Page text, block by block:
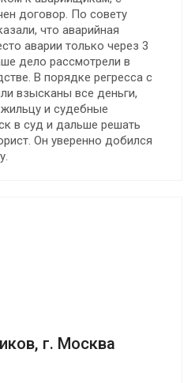
договор. По совету
что аварийная
аварии только через 3
дело рассмотрели в
В порядке регресса с
взысканы все деньги,
и судебные
в суд и дальше решать
Он уверенно добился
г. Москва